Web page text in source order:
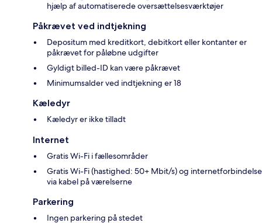
hjælp af automatiserede oversættelsesværktøjer
Påkrævet ved indtjekning
Depositum med kreditkort, debitkort eller kontanter er
påkrævet for påløbne udgifter
Gyldigt billed-ID kan være påkrævet
Minimumsalder ved indtjekning er 18
Kæledyr
Kæledyr er ikke tilladt
Internet
Gratis Wi-Fi i fællesområder
Gratis Wi-Fi (hastighed: 50+ Mbit/s) og internetforbindelse
via kabel på værelserne
Parkering
Ingen parkering på stedet